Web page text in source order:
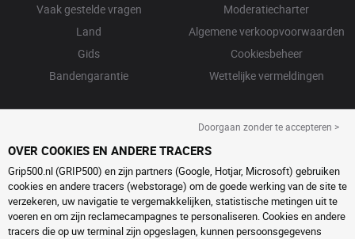
Vaak gestelde vragen
Land
Gids
Bandengarantie
Moderatiecharter
Algemene verkoopvoorwaarden
Cookiesbeheer
Wettelijke vermeldingen
Doorgaan zonder te accepteren >
OVER COOKIES EN ANDERE TRACERS
Grip500.nl (GRIP500) en zijn partners (Google, Hotjar, Microsoft) gebruiken
cookies en andere tracers (webstorage) om de goede werking van de site te
verzekeren, uw navigatie te vergemakkelijken, statistische metingen uit te
voeren en om zijn reclamecampagnes te personaliseren. Cookies en andere
tracers die op uw terminal zijn opgeslagen, kunnen persoonsgegevens